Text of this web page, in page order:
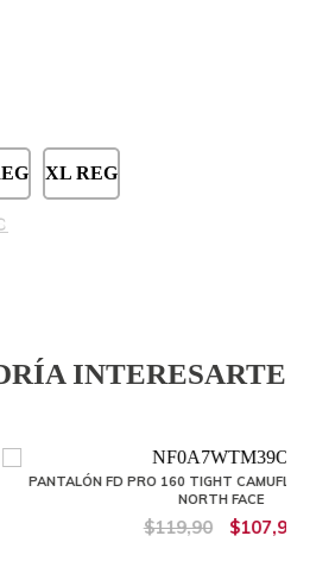
XL REG
INTERESARTE
10%
160 TIGHT CAMUFLADO HOMBRE THE
$107,90